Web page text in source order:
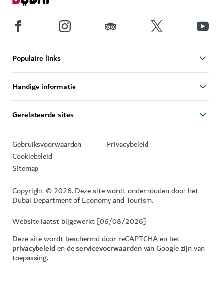
Populaire links
Handige informatie
Gerelateerde sites
Gebruiksvoorwaarden
Privacybeleid
Cookiebeleid
Sitemap
Copyright © 2026. Deze site wordt onderhouden door het
Dubai Department of Economy and Tourism.
Website laatst bijgewerkt [06/08/2026]
Deze site wordt beschermd door reCAPTCHA en het
privacybeleiden deservicevoorwaardenvan Google zijn van
toepassing.